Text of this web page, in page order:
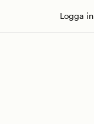
Logga in